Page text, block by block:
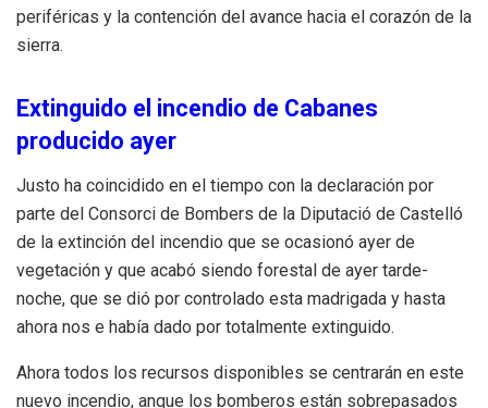
periféricas y la contención del avance hacia el corazón de la
sierra.
Extinguido el incendio de Cabanes
producido ayer
Justo ha coincidido en el tiempo con la declaración por
parte del Consorci de Bombers de la Diputació de Castelló
de la extinción del incendio que se ocasionó ayer de
vegetación y que acabó siendo forestal de ayer tarde-
noche, que se dió por controlado esta madrigada y hasta
ahora nos e había dado por totalmente extinguido.
Ahora todos los recursos disponibles se centrarán en este
nuevo incendio, anque los bomberos están sobrepasados